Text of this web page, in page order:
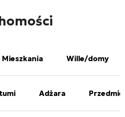
Mieszkania Wille/domy
Adżara